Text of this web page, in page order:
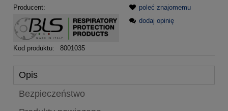
Producent:
Kod produktu: 8001035
poleć znajomemu
dodaj opinię
Opis
Bezpieczeństwo